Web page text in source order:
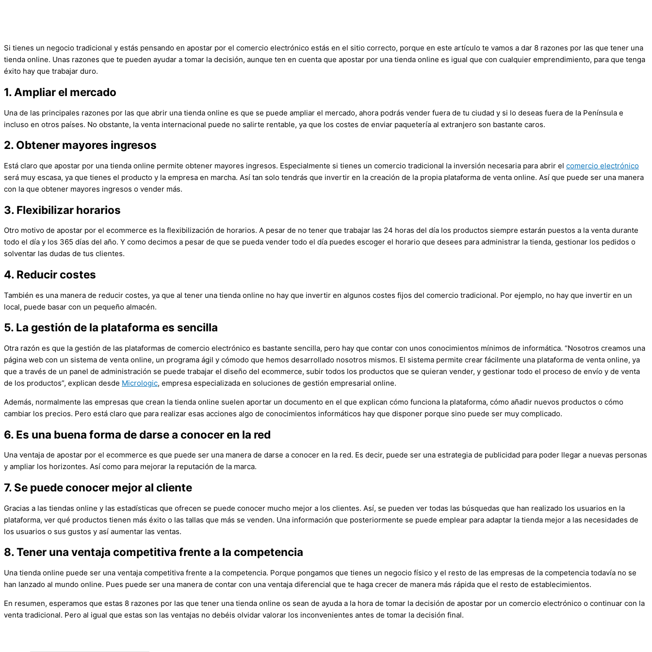
Si tienes un negocio tradicional y estás pensando en apostar por el comercio electrónico estás en el sitio correcto, porque en este artículo te vamos a dar 8 razones por las que tener una
tienda online. Unas razones que te pueden ayudar a tomar la decisión, aunque ten en cuenta que apostar por una tienda online es igual que con cualquier emprendimiento, para que tenga
éxito hay que trabajar duro.
1. Ampliar el mercado
Una de las principales razones por las que abrir una tienda online es que se puede ampliar el mercado, ahora podrás vender fuera de tu ciudad y si lo deseas fuera de la Península e
incluso en otros países. No obstante, la venta internacional puede no salirte rentable, ya que los costes de enviar paquetería al extranjero son bastante caros.
2. Obtener mayores ingresos
Está claro que apostar por una tienda online permite obtener mayores ingresos. Especialmente si tienes un comercio tradicional la inversión necesaria para abrir el comercio electrónico
será muy escasa, ya que tienes el producto y la empresa en marcha. Así tan solo tendrás que invertir en la creación de la propia plataforma de venta online. Así que puede ser una manera
con la que obtener mayores ingresos o vender más.
3. Flexibilizar horarios
Otro motivo de apostar por el ecommerce es la flexibilización de horarios. A pesar de no tener que trabajar las 24 horas del día los productos siempre estarán puestos a la venta durante
todo el día y los 365 días del año. Y como decimos a pesar de que se pueda vender todo el día puedes escoger el horario que desees para administrar la tienda, gestionar los pedidos o
solventar las dudas de tus clientes.
4. Reducir costes
También es una manera de reducir costes, ya que al tener una tienda online no hay que invertir en algunos costes fijos del comercio tradicional. Por ejemplo, no hay que invertir en un
local, puede basar con un pequeño almacén.
5. La gestión de la plataforma es sencilla
Otra razón es que la gestión de las plataformas de comercio electrónico es bastante sencilla, pero hay que contar con unos conocimientos mínimos de informática. “Nosotros creamos una
página web con un sistema de venta online, un programa ágil y cómodo que hemos desarrollado nosotros mismos. El sistema permite crear fácilmente una plataforma de venta online, ya
que a través de un panel de administración se puede trabajar el diseño del ecommerce, subir todos los productos que se quieran vender, y gestionar todo el proceso de envío y de venta
de los productos”, explican desde Micrologic, empresa especializada en soluciones de gestión empresarial online.
Además, normalmente las empresas que crean la tienda online suelen aportar un documento en el que explican cómo funciona la plataforma, cómo añadir nuevos productos o cómo
cambiar los precios. Pero está claro que para realizar esas acciones algo de conocimientos informáticos hay que disponer porque sino puede ser muy complicado.
6. Es una buena forma de darse a conocer en la red
Una ventaja de apostar por el ecommerce es que puede ser una manera de darse a conocer en la red. Es decir, puede ser una estrategia de publicidad para poder llegar a nuevas personas
y ampliar los horizontes. Así como para mejorar la reputación de la marca.
7. Se puede conocer mejor al cliente
Gracias a las tiendas online y las estadísticas que ofrecen se puede conocer mucho mejor a los clientes. Así, se pueden ver todas las búsquedas que han realizado los usuarios en la
plataforma, ver qué productos tienen más éxito o las tallas que más se venden. Una información que posteriormente se puede emplear para adaptar la tienda mejor a las necesidades de
los usuarios o sus gustos y así aumentar las ventas.
8. Tener una ventaja competitiva frente a la competencia
Una tienda online puede ser una ventaja competitiva frente a la competencia. Porque pongamos que tienes un negocio físico y el resto de las empresas de la competencia todavía no se
han lanzado al mundo online. Pues puede ser una manera de contar con una ventaja diferencial que te haga crecer de manera más rápida que el resto de establecimientos.
En resumen, esperamos que estas 8 razones por las que tener una tienda online os sean de ayuda a la hora de tomar la decisión de apostar por un comercio electrónico o continuar con la
venta tradicional. Pero al igual que estas son las ventajas no debéis olvidar valorar los inconvenientes antes de tomar la decisión final.